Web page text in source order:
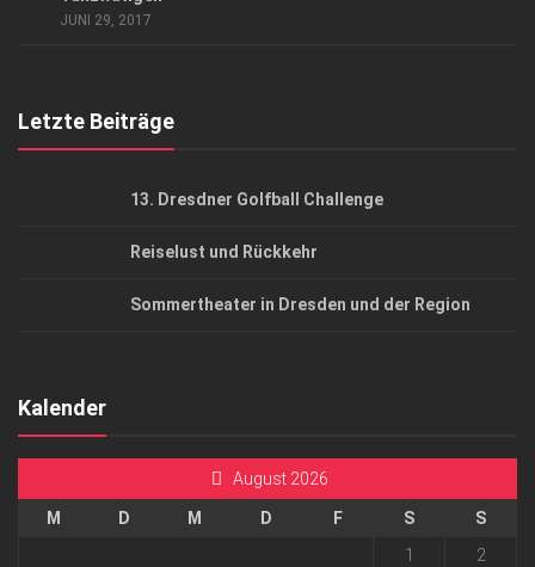
JUNI 29, 2017
Letzte Beiträge
13. Dresdner Golfball Challenge
Reiselust und Rückkehr
Sommertheater in Dresden und der Region
Kalender
August 2026
M D M D F S
S
1
2